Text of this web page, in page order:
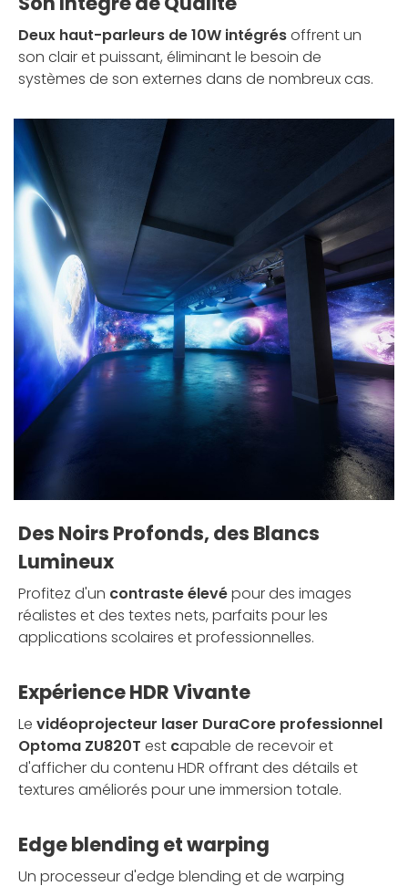
Deux haut-parleurs de 10W intégrésoffrent un
son clair et puissant, éliminant le besoin de
systèmes de son externes dans de nombreux cas.
Des Noirs Profonds, des Blancs
Lumineux
Profitez d'un contraste élevépour des images
réalistes et des textes nets, parfaits pour les
applications scolaires et professionnelles.
Expérience HDR Vivante
Le vidéoprojecteur laser DuraCore professionnel
Optoma ZU820T est capable de recevoir et
d'afficher du contenu HDR offrant des détails et
textures améliorés pour une immersion totale.
Edge blending et warping
Un processeur d'edge blending et de warping